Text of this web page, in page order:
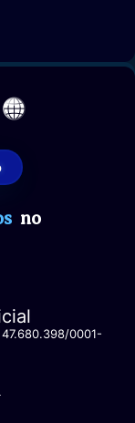
no
47.680.398/0001-